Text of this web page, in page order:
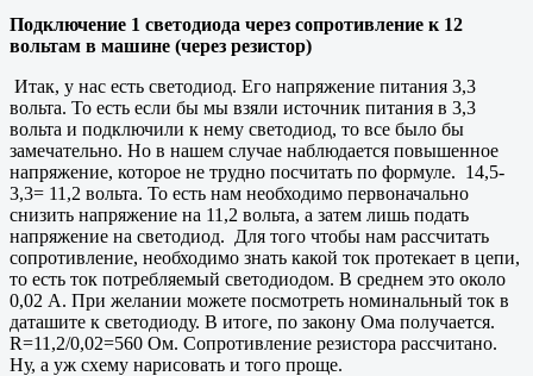
Подключение 1 светодиода через сопротивление к 12
вольтам в машине (через резистор)
Итак, у нас есть светодиод. Его напряжение питания 3,3
вольта. То есть если бы мы взяли источник питания в 3,3
вольта и подключили к нему светодиод, то все было бы
замечательно. Но в нашем случае наблюдается повышенное
напряжение, которое не трудно посчитать по формуле. 14,5-
3,3= 11,2 вольта. То есть нам необходимо первоначально
снизить напряжение на 11,2 вольта, а затем лишь подать
напряжение на светодиод. Для того чтобы нам рассчитать
сопротивление, необходимо знать какой ток протекает в цепи,
то есть ток потребляемый светодиодом. В среднем это около
0,02 А. При желании можете посмотреть номинальный ток в
даташите к светодиоду. В итоге, по закону Ома получается.
R=11,2/0,02=560 Ом. Сопротивление резистора рассчитано.
Ну, а уж схему нарисовать и того проще.